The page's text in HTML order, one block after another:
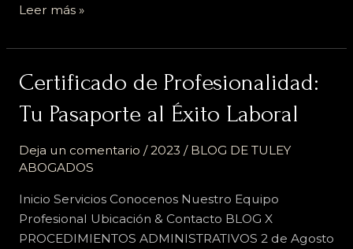
Leer más »
Certificado de Profesionalidad:
Tu Pasaporte al Éxito Laboral
Deja un comentario /2023 / BLOG DE TULEY
ABOGADOS
Inicio Servicios Conocenos Nuestro Equipo
Profesional Ubicación & Contacto BLOG X
PROCEDIMIENTOS ADMINISTRATIVOS 2 de Agosto
Certificado
Profesionalidad:
Pasaporte
al
Éxito
Laboral